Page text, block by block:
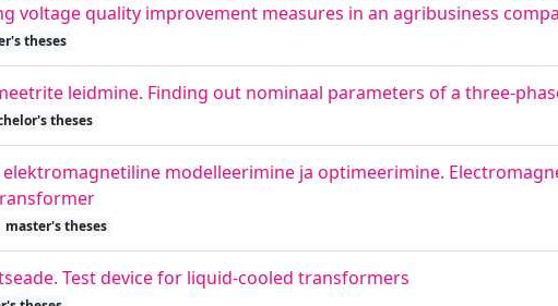
voltage quality improvement measures in an agribusiness
theses
leidmine. Finding out nominaal parameters of a three-
theses
modelleerimine ja optimeerimine.
master's theses
Test device for liquid-cooled transformers